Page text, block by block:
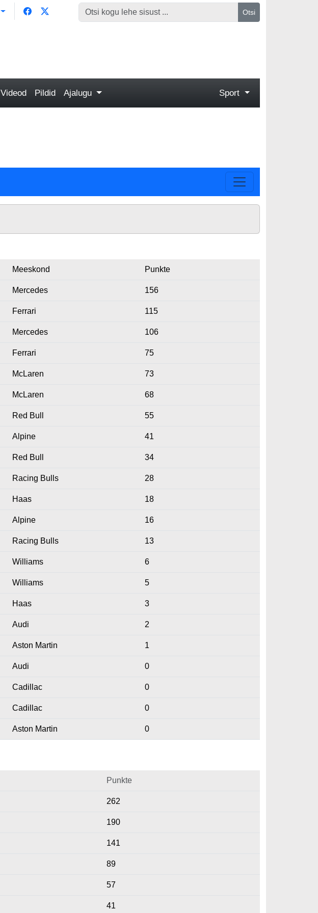
Otsi
Videod Pildid Ajalugu Sport
Meeskond Punkte
Mercedes 156
Ferrari 115
Mercedes 106
Ferrari 75
McLaren 73
McLaren 68
Red Bull 55
Alpine 41
Red Bull 34
Racing Bulls 28
Haas 18
Alpine 16
Racing Bulls 13
Williams 6
Williams 5
Haas 3
Audi 2
Aston Martin 1
Audi 0
Cadillac 0
Cadillac 0
Aston Martin 0
Punkte
262
190
141
89
57
41